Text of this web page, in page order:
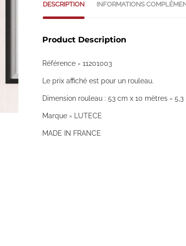
DESCRIPTION INFORMATIONS
Product Description
Référence = 11201003
Le prix affiché est pour un rouleau.
Dimension rouleau : 53 cm x 10 mètres = 5,3
Marque = LUTECE
MADE IN FRANCE